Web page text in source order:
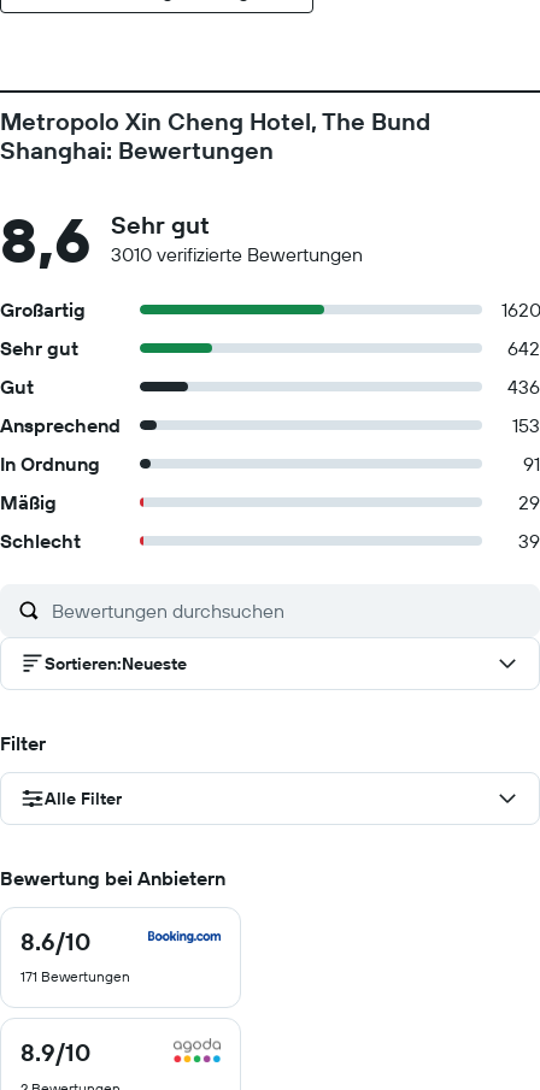
Metropolo Xin Cheng Hotel, The Bund
Shanghai: Bewertungen
8,6 Sehr gut
3010 verifizierte Bewertungen
Großartig
1620
Sehr gut
642
Gut
436
Ansprechend
153
In Ordnung
91
Mäßig
29
Schlecht
39
Sortieren:Neueste
Filter
Alle Filter
Bewertung bei Anbietern
8.6/10
8.6
10
171 Bewertungen
8.9/10
8.9